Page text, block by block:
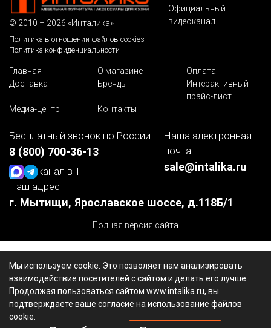
Мы используем cookie. Это позволяет нам анализировать
взаимодействие посетителей с сайтом и делать его лучше.
Продолжая пользоваться сайтом www.intalika.ru, вы
подтверждаете ваше согласие на использование файлов
cookie.
© 2010 – 2026 «Инталика»
Политика в отношении файлов cookies
Политика конфиденциальности
Официальный
видеоканал
Главная О магазине
Оплата
Доставка
Бренды
Интерактивный
прайс-лист
Медиа-центр
Контакты
Бесплатный звонок по России
8 (800) 700-36-13
канал в ТГ
Наша электронная
почта
sale@intalika.ru
Наш адрес
г. Мытищи, Ярославское шоссе, д.118Б/1
Полная версия сайта